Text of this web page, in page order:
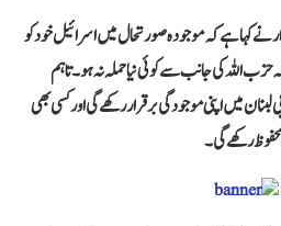
نے کہا ہے کہ موجودہ صورتحال میں اسرائیل خود کو
اللہ کی جانب سے کوئی نیا حملہ نہ ہو۔ تاہم
میں اپنی موجودگی برقرار رکھے گی اور کسی بھی
رکھے گی۔